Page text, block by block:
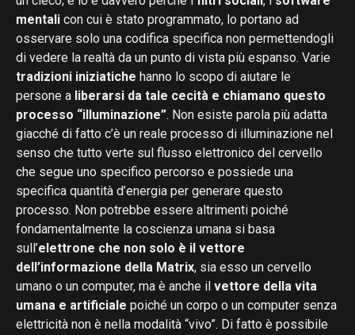
mentali con cui è stato programmato, lo portano ad
osservare solo una codifica specifica non permettendogli
di vedere la realtà da un punto di vista più espanso. Varie
tradizioni iniziatiche hanno lo scopo di aiutare le
persone a liberarsi da tale cecità e chiamano questo
processo “illuminazione”. Non esiste parola più adatta
giacché di fatto c’è un reale processo di illuminazione nel
senso che tutto verte sul flusso elettronico del cervello
che segue uno specifico percorso e possiede una
specifica quantità d’energia per generare questo
processo. Non potrebbe essere altrimenti poiché
fondamentalmente la coscienza umana si basa
sull’elettrone che non solo è il vettore
dell’informazione della Matrix, sia esso un cervello
umano o un computer, ma è anche il vettore della vita
umana e artificiale poiché un corpo o un computer senza
elettricità non è nella modalità “vivo”. Di fatto è possibile